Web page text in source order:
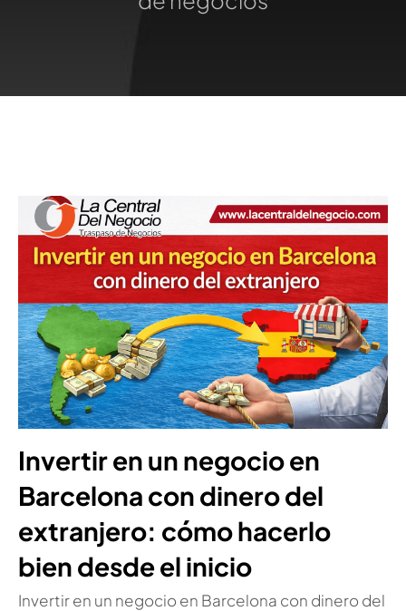
Invertir en un negocio en
Barcelona con dinero del
extranjero: cómo hacerlo
bien desde el inicio
Invertir en un negocio en Barcelona con dinero del